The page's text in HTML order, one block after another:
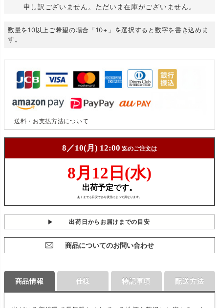
申し訳ございません。ただいま在庫がございません。
数量を10以上ご希望の場合「10+」を選択すると数字を書き込めま
す。
送料・お支払方法について
出荷日からお届けまでの目安
商品についてのお問い合わせ
商品情報 仕様 特記事項 配送方法